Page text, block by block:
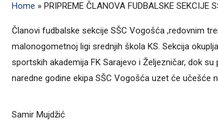
Home » PRIPREME ČLANOVA FUDBALSKE SEKCIJE
Članovi fudbalske sekcije SŠC Vogošća ,redovnim
malonogometnoj ligi srednjih škola KS. Sekcija
sportskih akademija FK Sarajevo i Željezničar, dok
naredne godine ekipa SŠC Vogošća uzet će učešće
Samir Mujdžić